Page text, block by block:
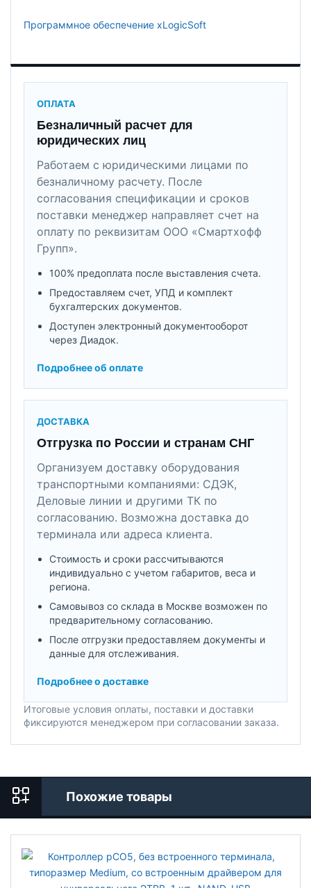
Программное обеспечение xLogicSoft
ОПЛАТА
Безналичный расчет для
юридических лиц
Работаем с юридическими лицами по
безналичному расчету. После
согласования спецификации и сроков
поставки менеджер направляет счет на
оплату по реквизитам ООО «Смартхофф
Групп».
100% предоплата после выставления счета.
Предоставляем счет, УПД и комплект
бухгалтерских документов.
Доступен электронный документооборот
через Диадок.
Подробнее об оплате
ДОСТАВКА
Отгрузка по России и странам СНГ
Организуем доставку оборудования
транспортными компаниями: СДЭК,
Деловые линии и другими ТК по
согласованию. Возможна доставка до
терминала или адреса клиента.
Стоимость и сроки рассчитываются
индивидуально с учетом габаритов, веса и
региона.
Самовывоз со склада в Москве возможен по
предварительному согласованию.
После отгрузки предоставляем документы и
данные для отслеживания.
Подробнее о доставке
Итоговые условия оплаты, поставки и доставки
фиксируются менеджером при согласовании заказа.
Похожие товары